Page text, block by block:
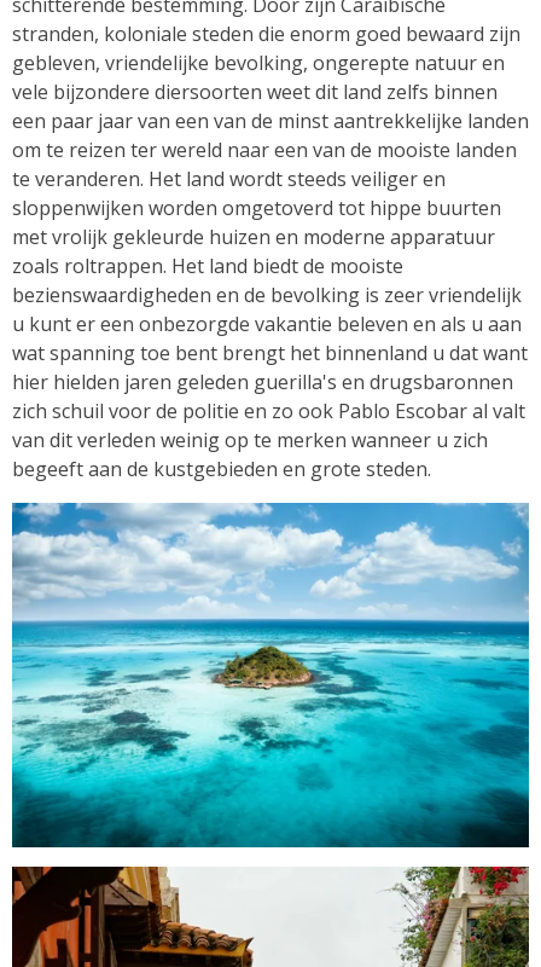
stranden, koloniale steden die enorm goed bewaard zijn
gebleven, vriendelijke bevolking, ongerepte natuur en
vele bijzondere diersoorten weet dit land zelfs binnen
een paar jaar van een van de minst aantrekkelijke landen
om te reizen ter wereld naar een van de mooiste landen
te veranderen. Het land wordt steeds veiliger en
sloppenwijken worden omgetoverd tot hippe buurten
met vrolijk gekleurde huizen en moderne apparatuur
zoals roltrappen. Het land biedt de mooiste
bezienswaardigheden en de bevolking is zeer vriendelijk
u kunt er een onbezorgde vakantie beleven en als u aan
wat spanning toe bent brengt het binnenland u dat want
hier hielden jaren geleden guerilla's en drugsbaronnen
zich schuil voor de politie en zo ook Pablo Escobar al valt
van dit verleden weinig op te merken wanneer u zich
begeeft aan de kustgebieden en grote steden.